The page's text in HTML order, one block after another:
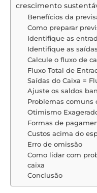
crescimento
Benefícios da
Como preparar
Identifique as
Identifique as
Calcule o fluxo de
Fluxo Total de
Saídas do Caixa =
Ajuste os saldos
Problemas comuns
Otimismo
Formas de
Custos acima do
Erro de omissão
Como lidar com
caixa
Conclusão